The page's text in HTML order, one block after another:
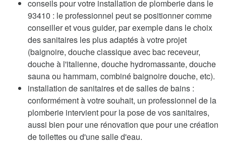
conseils pour votre installation de plomberie dans le
93410 : le professionnel peut se positionner comme
conseiller et vous guider, par exemple dans le choix
des sanitaires les plus adaptés à votre projet
(baignoire, douche classique avec bac receveur,
douche à l'italienne, douche hydromassante, douche
sauna ou hammam, combiné baignoire douche, etc).
installation de sanitaires et de salles de bains :
conformément à votre souhait, un professionnel de la
plomberie intervient pour la pose de vos sanitaires,
aussi bien pour une rénovation que pour une création
de toilettes ou d'une salle d'eau.